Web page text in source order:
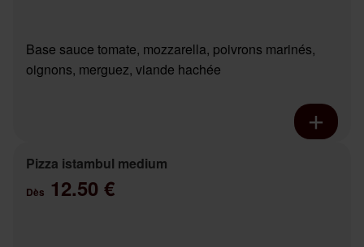
Base sauce tomate, mozzarella, poivrons marinés,
oignons, merguez, viande hachée
Pizza istambul medium
Dès 12.50 €